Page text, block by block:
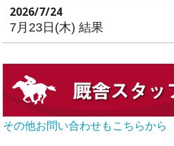
2026/7/24
7月23日(木) 結果
その他お問い合わせもこちらから